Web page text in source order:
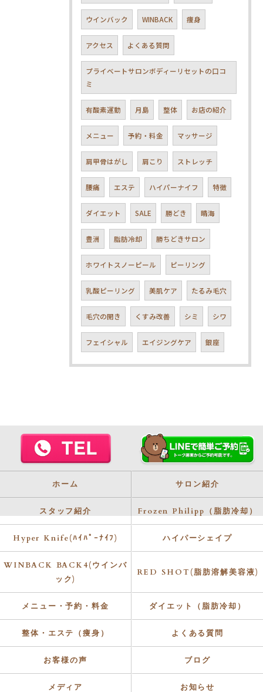
ウインバック WINBACK 痩身
アクセス よくある質問
プライベートサロンボディーリセットの口コ
ミ
有酸素運動 月島 整体 お店の紹介
メニュー 予約・料金 マッサージ
肩甲骨はがし 肩こり ストレッチ
腰痛 エステ ハイパーナイフ 特徴
ダイエット SALE 勝どき 晴海
豊洲 脂肪冷却 勝ちどきサロン
ホワイトスノーピール ピーリング
乳酸ピーリング 美肌ケア たるみ毛穴
毛穴の開き くすみ改善 シミ シワ
フェイシャル エイジングケア 銀座
ホーム サロン紹介
スタッフ紹介 Frozen Philipp（脂肪冷却）
Hyper Knife(ﾊｲﾊﾟｰﾅｲﾌ) ハイパーシェイプ
WINBACK BACK4(ウインバ
ック)
RED SHOT(脂肪溶解美容液)
メニュー・予約・料金 ダイエット（脂肪冷却）
整体・エステ（痩身） よくある質問
お客様の声 ブログ
メディア お知らせ